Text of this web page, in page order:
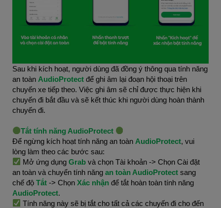
Sau khi kích hoạt, người dùng đã đồng ý thông qua tính năng
an toàn AudioProtect để ghi âm lại đoạn hội thoại trên
chuyến xe tiếp theo. Việc ghi âm sẽ chỉ được thực hiện khi
chuyến đi bắt đầu và sẽ kết thúc khi người dùng hoàn thành
chuyến đi.
Tắt tính năng AudioProtect
Để ngừng kích hoạt tính năng an toàn AudioProtect, vui
lòng làm theo các bước sau:
Mở ứng dụng Grabvà chọn Tài khoản -> Chọn Cài đặt
an toàn và chuyển tính năng an toàn AudioProtect sang
chế độ Tắt -> Chọn Xác nhận để tắt hoàn toàn tính năng
AudioProtect.
Tính năng này sẽ bị tắt cho tất cả các chuyến đi cho đến